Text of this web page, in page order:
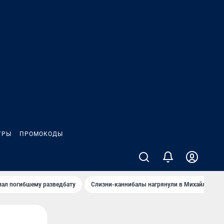
ПРОМОКОДЫ
погибшему разведбату Слизни-каннибалы нагрянули в Михайлов